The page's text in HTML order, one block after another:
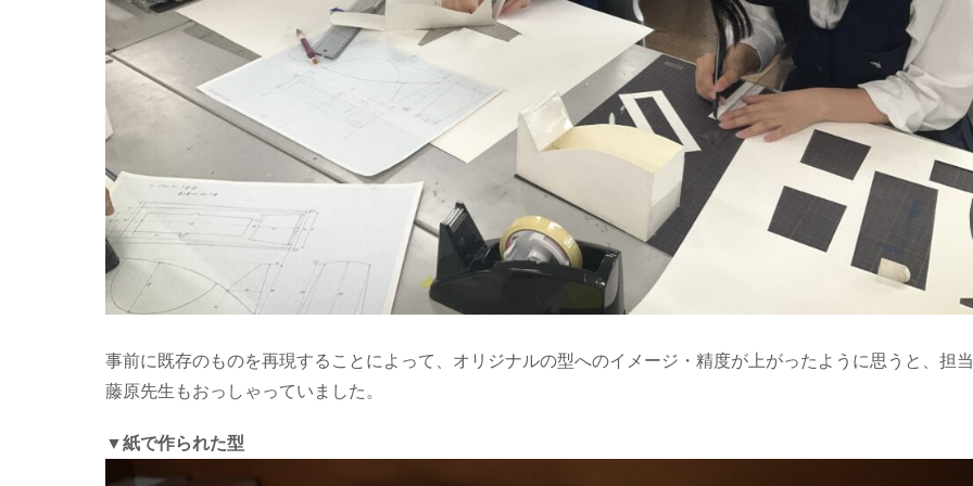
事前に既存のものを再現することによって、オリジナルの型へのイメージ・精度が上がったように思うと、担
藤原先生もおっしゃっていました。
▼紙で作られた型